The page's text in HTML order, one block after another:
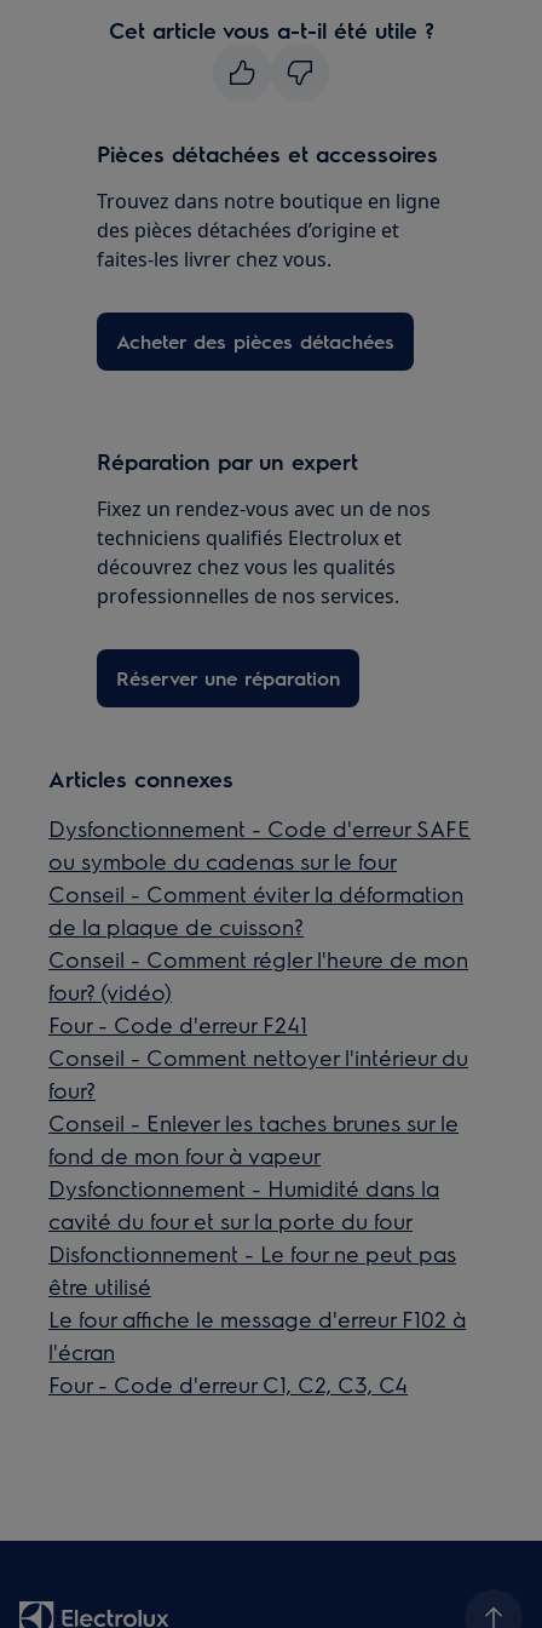
Cet article vous a-t-il été utile ?
Pièces détachées et accessoires
Trouvez dans notre boutique en ligne
des pièces détachées d’origine et
faites-les livrer chez vous.
Acheter des pièces détachées
Réparation par un expert
Fixez un rendez-vous avec un de nos
techniciens qualifiés Electrolux et
découvrez chez vous les qualités
professionnelles de nos services.
Réserver une réparation
Articles connexes
Dysfonctionnement - Code d'erreur SAFE
ou symbole du cadenas sur le four
Conseil - Comment éviter la déformation
de la plaque de cuisson?
Conseil - Comment régler l'heure de mon
four? (vidéo)
Four - Code d'erreur F241
Conseil - Comment nettoyer l'intérieur du
four?
Conseil - Enlever les taches brunes sur le
fond de mon four à vapeur
Dysfonctionnement - Humidité dans la
cavité du four et sur la porte du four
Disfonctionnement - Le four ne peut pas
être utilisé
Le four affiche le message d'erreur F102 à
l'écran
Four - Code d'erreur C1, C2, C3, C4